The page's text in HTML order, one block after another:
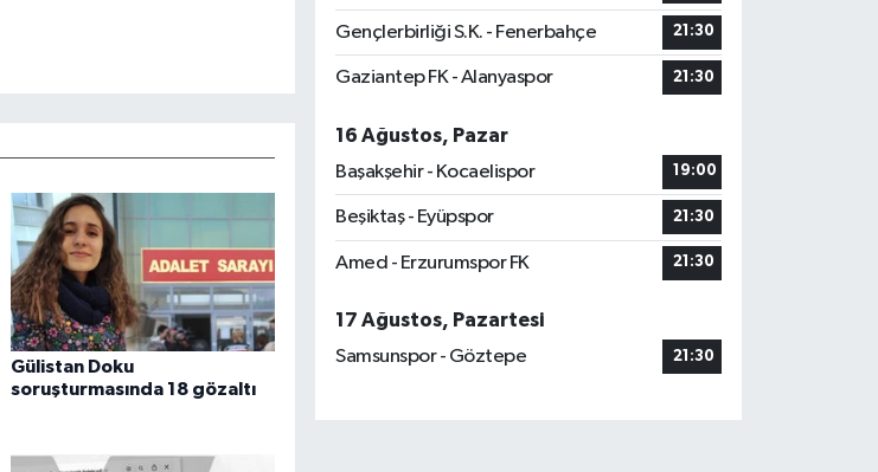
Gülistan Doku
soruşturmasında 18 gözaltı
Gençlerbirliği S.K. - Fenerbahçe 21:30
Gaziantep FK - Alanyaspor 21:30
16 Ağustos, Pazar
Başakşehir - Kocaelispor
19:00
Beşiktaş - Eyüpspor 21:30
Amed - Erzurumspor FK 21:30
17 Ağustos, Pazartesi
Samsunspor - Göztepe
21:30